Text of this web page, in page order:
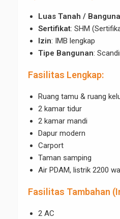
Luas Tanah /
Sertifikat: SHM
Izin: IMB lengkap
Tipe Bangunan:
Fasilitas Lengkap:
Ruang tamu & ruang
2 kamar tidur
2 kamar mandi
Dapur modern
Carport
Taman samping
Air PDAM, listrik 2200
Fasilitas Tambahan
2 AC